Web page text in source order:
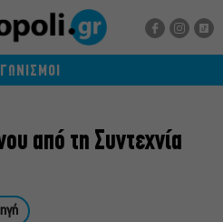
από τη Συντεχνία